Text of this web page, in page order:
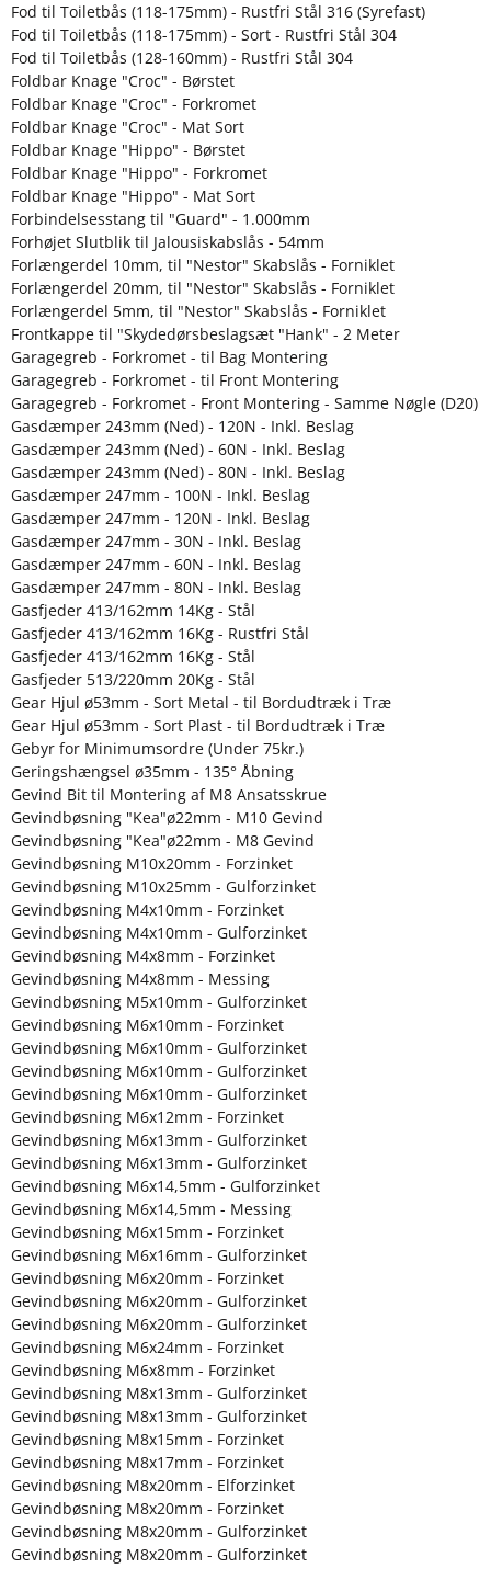
Fod til Toiletbås (118-175mm) - Rustfri Stål 316 (Syrefast)
Fod til Toiletbås (118-175mm) - Sort - Rustfri Stål 304
Fod til Toiletbås (128-160mm) - Rustfri Stål 304
Foldbar Knage "Croc" - Børstet
Foldbar Knage "Croc" - Forkromet
Foldbar Knage "Croc" - Mat Sort
Foldbar Knage "Hippo" - Børstet
Foldbar Knage "Hippo" - Forkromet
Foldbar Knage "Hippo" - Mat Sort
Forbindelsesstang til "Guard" - 1.000mm
Forhøjet Slutblik til Jalousiskabslås - 54mm
Forlængerdel 10mm, til "Nestor" Skabslås - Forniklet
Forlængerdel 20mm, til "Nestor" Skabslås - Forniklet
Forlængerdel 5mm, til "Nestor" Skabslås - Forniklet
Frontkappe til "Skydedørsbeslagsæt "Hank" - 2 Meter
Garagegreb - Forkromet - til Bag Montering
Garagegreb - Forkromet - til Front Montering
Garagegreb - Forkromet - Front Montering - Samme Nøgle (D20)
Gasdæmper 243mm (Ned) - 120N - Inkl. Beslag
Gasdæmper 243mm (Ned) - 60N - Inkl. Beslag
Gasdæmper 243mm (Ned) - 80N - Inkl. Beslag
Gasdæmper 247mm - 100N - Inkl. Beslag
Gasdæmper 247mm - 120N - Inkl. Beslag
Gasdæmper 247mm - 30N - Inkl. Beslag
Gasdæmper 247mm - 60N - Inkl. Beslag
Gasdæmper 247mm - 80N - Inkl. Beslag
Gasfjeder 413/162mm 14Kg - Stål
Gasfjeder 413/162mm 16Kg - Rustfri Stål
Gasfjeder 413/162mm 16Kg - Stål
Gasfjeder 513/220mm 20Kg - Stål
Gear Hjul ø53mm - Sort Metal - til Bordudtræk i Træ
Gear Hjul ø53mm - Sort Plast - til Bordudtræk i Træ
Gebyr for Minimumsordre (Under 75kr.)
Geringshængsel ø35mm - 135° Åbning
Gevind Bit til Montering af M8 Ansatsskrue
Gevindbøsning "Kea"ø22mm - M10 Gevind
Gevindbøsning "Kea"ø22mm - M8 Gevind
Gevindbøsning M10x20mm - Forzinket
Gevindbøsning M10x25mm - Gulforzinket
Gevindbøsning M4x10mm - Forzinket
Gevindbøsning M4x10mm - Gulforzinket
Gevindbøsning M4x8mm - Forzinket
Gevindbøsning M4x8mm - Messing
Gevindbøsning M5x10mm - Gulforzinket
Gevindbøsning M6x10mm - Forzinket
Gevindbøsning M6x10mm - Gulforzinket
Gevindbøsning M6x10mm - Gulforzinket
Gevindbøsning M6x10mm - Gulforzinket
Gevindbøsning M6x12mm - Forzinket
Gevindbøsning M6x13mm - Gulforzinket
Gevindbøsning M6x13mm - Gulforzinket
Gevindbøsning M6x14,5mm - Gulforzinket
Gevindbøsning M6x14,5mm - Messing
Gevindbøsning M6x15mm - Forzinket
Gevindbøsning M6x16mm - Gulforzinket
Gevindbøsning M6x20mm - Forzinket
Gevindbøsning M6x20mm - Gulforzinket
Gevindbøsning M6x20mm - Gulforzinket
Gevindbøsning M6x24mm - Forzinket
Gevindbøsning M6x8mm - Forzinket
Gevindbøsning M8x13mm - Gulforzinket
Gevindbøsning M8x13mm - Gulforzinket
Gevindbøsning M8x15mm - Forzinket
Gevindbøsning M8x17mm - Forzinket
Gevindbøsning M8x20mm - Elforzinket
Gevindbøsning M8x20mm - Forzinket
Gevindbøsning M8x20mm - Gulforzinket
Gevindbøsning M8x20mm - Gulforzinket